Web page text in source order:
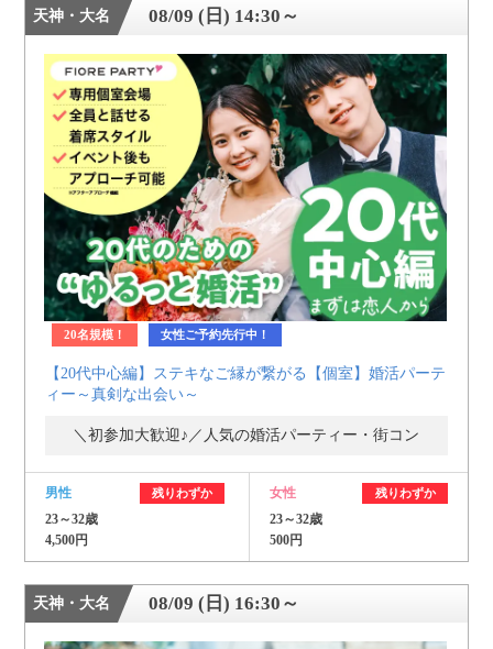
天神・大名 08/09 (日) 14:30～
20名規模！ 女性ご予約先行中！
【20代中心編】ステキなご縁が繋がる【個室】婚活パーテ
ィー～真剣な出会い～
＼初参加大歓迎♪／人気の婚活パーティー・街コン
男性 残りわずか
23～32歳
4,500円
女性 残りわずか
23～32歳
500円
天神・大名 08/09 (日) 16:30～